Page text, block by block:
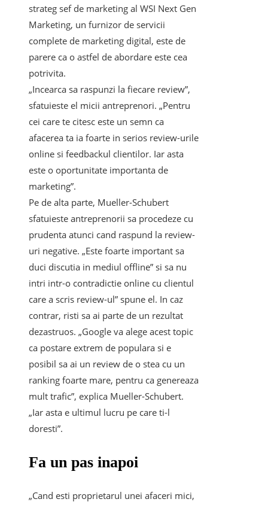
strateg sef de marketing al WSI Next Gen
Marketing, un furnizor de servicii
complete de marketing digital, este de
parere ca o astfel de abordare este cea
potrivita.
„Incearca sa raspunzi la fiecare review”,
sfatuieste el micii antreprenori. „Pentru
cei care te citesc este un semn ca
afacerea ta ia foarte in serios review-urile
online si feedbackul clientilor. Iar asta
este o oportunitate importanta de
marketing”.
Pe de alta parte, Mueller-Schubert
sfatuieste antreprenorii sa procedeze cu
prudenta atunci cand raspund la review-
uri negative. „Este foarte important sa
duci discutia in mediul offline” si sa nu
intri intr-o contradictie online cu clientul
care a scris review-ul” spune el. In caz
contrar, risti sa ai parte de un rezultat
dezastruos. „Google va alege acest topic
ca postare extrem de populara si e
posibil sa ai un review de o stea cu un
ranking foarte mare, pentru ca genereaza
mult trafic”, explica Mueller-Schubert.
„Iar asta e ultimul lucru pe care ti-l
doresti”.
Fa un pas inapoi
„Cand esti proprietarul unei afaceri mici,